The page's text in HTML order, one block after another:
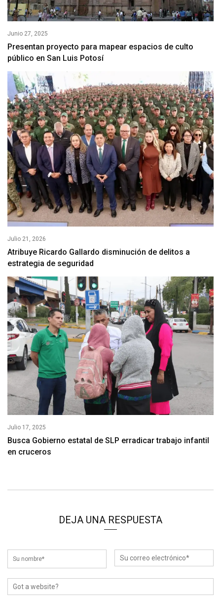
Junio 27, 2025
Presentan proyecto para mapear espacios de culto
público en San Luis Potosí
Julio 21, 2026
Atribuye Ricardo Gallardo disminución de delitos a
estrategia de seguridad
Julio 17, 2025
Busca Gobierno estatal de SLP erradicar trabajo infantil
en cruceros
DEJA UNA RESPUESTA